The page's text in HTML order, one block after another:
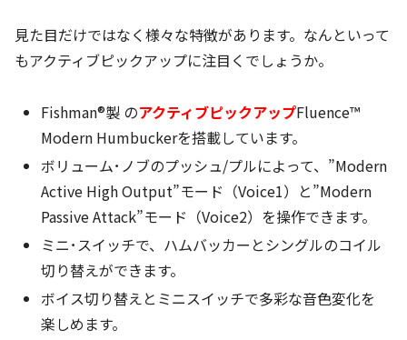
見た目だけではなく様々な特徴があります。なんといって
もアクティブピックアップに注目くでしょうか。
Fishman®製 のアクティブピックアップFluence™
Modern Humbuckerを搭載しています。
ボリューム･ノブのプッシュ/プルによって、”Modern
Active High Output”モード（Voice1）と”Modern
Passive Attack”モード（Voice2）を操作できます。
ミニ･スイッチで、ハムバッカーとシングルのコイル
切り替えができます。
ボイス切り替えとミニスイッチで多彩な音色変化を
楽しめます。